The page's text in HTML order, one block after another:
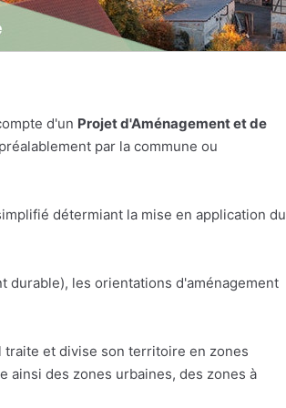
d'un Projet d'Aménagement et de
par la commune ou
détermiant la mise en application du
durable), les orientations d'aménagement
traite et divise son territoire en zones
ainsi des zones urbaines, des zones à